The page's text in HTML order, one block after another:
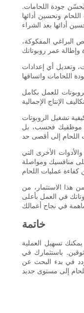
جودة اللحامات.
وتحسين أدائها
المفكوكة،
وتعديل أي إعدادات
للعمل بكامل
تشغيل الروبوتات
موظفيك فحسب، بل
الأخرى التي
منافسيك ومواصلة
هذا الاستثمار، من
في العمل بأعلى
خاتمة
تسهيل العملية
باستثمارك في
في بدء البحث عن